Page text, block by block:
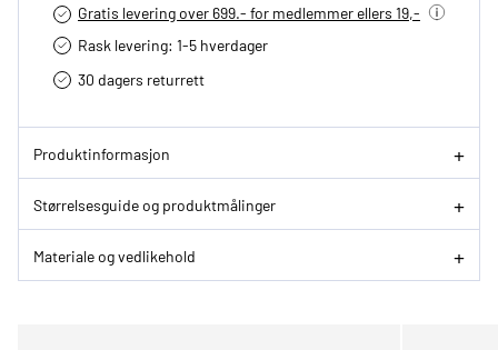
Gratis levering over 699.- for medlemmer ellers 19,-
Rask levering: 1-5 hverdager
30 dagers returrett
Produktinformasjon
Størrelsesguide og produktmålinger
Materiale og vedlikehold